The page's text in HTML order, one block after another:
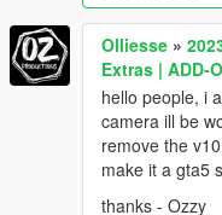
Olliesse »
Extras | ADD-
hello people, i
camera ill be
remove the
make it a gta5
thanks - Ozzy